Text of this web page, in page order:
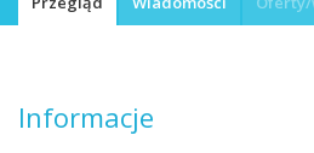
Informacje